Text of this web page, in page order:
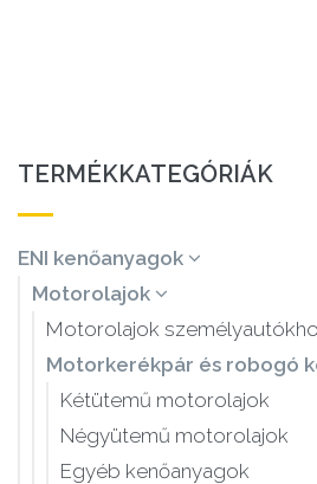
TERMÉKKATEGÓRIÁK
ENI kenőanyagok
Motorolajok
Motorolajok
Motorkerékpár és robogó
Kétütemű motorolajok
Négyütemű motorolajok
Egyéb kenőanyagok